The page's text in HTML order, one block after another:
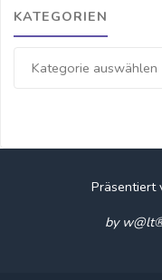
KATEGORIEN
Präsentiert
by